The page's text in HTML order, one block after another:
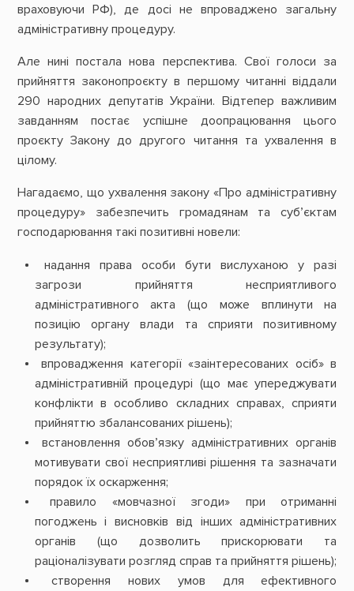
враховуючи РФ), де досі не впроваджено загальну
адміністративну процедуру.
Але нині постала нова перспектива. Свої голоси за
прийняття законопроєкту в першому читанні віддали
290 народних депутатів України. Відтепер важливим
завданням постає успішне доопрацювання цього
проєкту Закону до другого читання та ухвалення в
цілому.
Нагадаємо, що ухвалення закону «Про адміністративну
процедуру» забезпечить громадянам та суб’єктам
господарювання такі позитивні новели:
надання права особи бути вислуханою у разі
загрози прийняття несприятливого
адміністративного акта (що може вплинути на
позицію органу влади та сприяти позитивному
результату);
впровадження категорії «заінтересованих осіб» в
адміністративній процедурі (що має упереджувати
конфлікти в особливо складних справах, сприяти
прийняттю збалансованих рішень);
встановлення обов’язку адміністративних органів
мотивувати свої несприятливі рішення та зазначати
порядок їх оскарження;
правило «мовчазної згоди» при отриманні
погоджень і висновків від інших адміністративних
органів (що дозволить прискорювати та
раціоналізувати розгляд справ та прийняття рішень);
створення нових умов для ефективного